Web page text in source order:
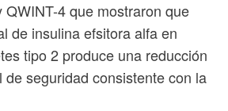
QWINT-4 que mostraron que
de insulina efsitora alfa en
tipo 2 produce una reducción
de seguridad consistente con la